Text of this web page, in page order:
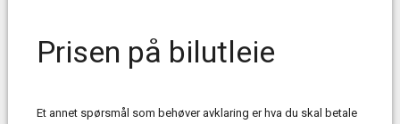
Prisen på bilutleie
Et annet spørsmål som behøver avklaring er hva du skal betale